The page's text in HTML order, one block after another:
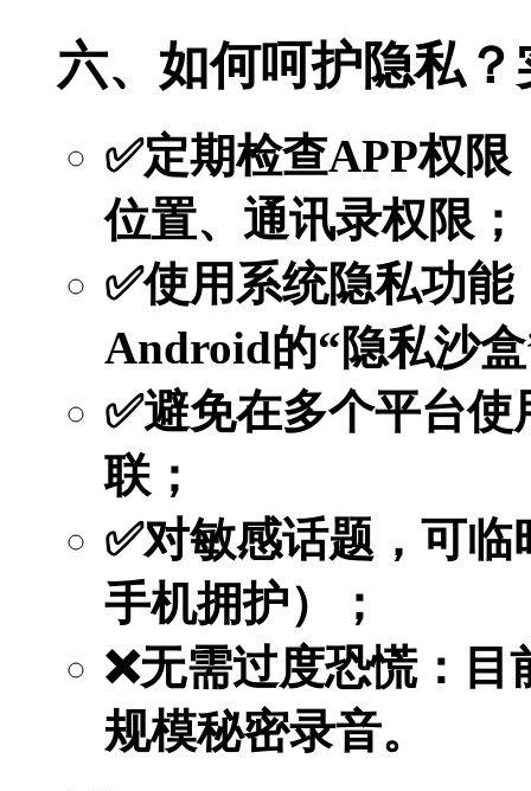
六、如何呵护隐私
✅定期检查APP权
位置、通讯录权限；
✅使用系统隐私功
Android的“隐私沙
✅避免在多个平台
联；
✅对敏感话题，可
手机拥护）；
❌无需过度恐慌：
规模秘密录音。